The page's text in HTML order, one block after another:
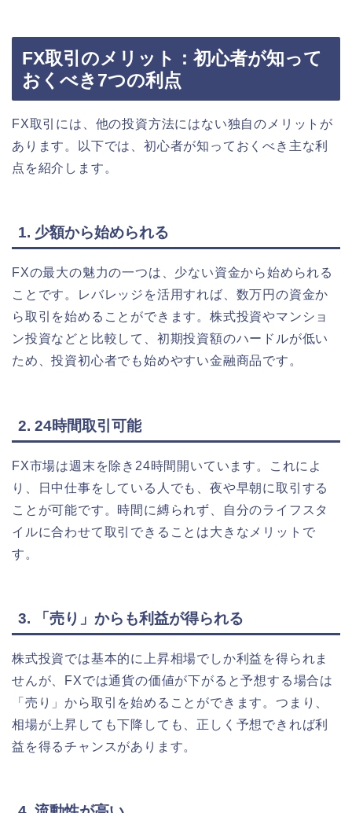
FX取引のメリット：初心者が知って
おくべき7つの利点
FX取引には、他の投資方法にはない独自のメリットが
あります。以下では、初心者が知っておくべき主な利
点を紹介します。
1. 少額から始められる
FXの最大の魅力の一つは、少ない資金から始められる
ことです。レバレッジを活用すれば、数万円の資金か
ら取引を始めることができます。株式投資やマンショ
ン投資などと比較して、初期投資額のハードルが低い
ため、投資初心者でも始めやすい金融商品です。
2. 24時間取引可能
FX市場は週末を除き24時間開いています。これによ
り、日中仕事をしている人でも、夜や早朝に取引する
ことが可能です。時間に縛られず、自分のライフスタ
イルに合わせて取引できることは大きなメリットで
す。
3. 「売り」からも利益が得られる
株式投資では基本的に上昇相場でしか利益を得られま
せんが、FXでは通貨の価値が下がると予想する場合は
「売り」から取引を始めることができます。つまり、
相場が上昇しても下降しても、正しく予想できれば利
益を得るチャンスがあります。